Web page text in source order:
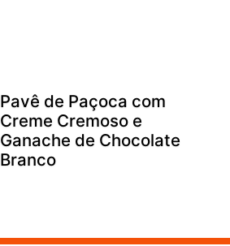
Pavê de Paçoca com
Creme Cremoso e
Ganache de Chocolate
Branco